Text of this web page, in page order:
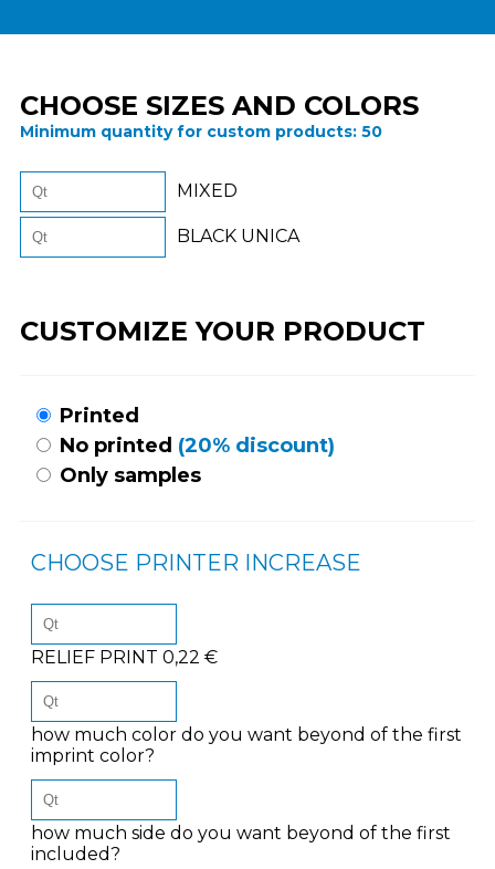
CHOOSE SIZES AND COLORS
Minimum quantity for custom products: 50
MIXED
BLACK UNICA
CUSTOMIZE YOUR PRODUCT
Printed
No printed (20% discount)
Only samples
CHOOSE PRINTER INCREASE
RELIEF PRINT 0,22 €
how much color do you want beyond of the first
imprint color?
how much side do you want beyond of the first
included?